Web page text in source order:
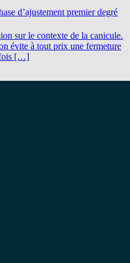
d’ajustement premier degré
sur le contexte de la canicule.
évite à tout prix une fermeture
[…]